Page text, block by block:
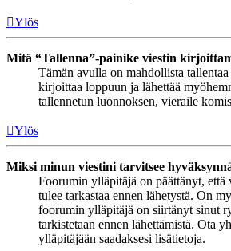
Ylös
Mitä “Tallenna”-painike viestin
Tämän avulla on mahdollista
kirjoittaa loppuun ja lähettää
tallennetun luonnoksen, vieraile
Ylös
Miksi minun viestini tarvitsee
Foorumin ylläpitäjä on päättänyt, että
tulee tarkastaa ennen lähetystä. On
foorumin ylläpitäjä on siirtänyt sinut
tarkistetaan ennen lähettämistä. Ota
ylläpitäjään saadaksesi lisätietoja.